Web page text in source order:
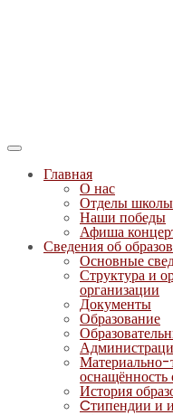
Главная
О нас
Отделы школы
Наши победы
Афиша
Сведения об
Основные
Структура и
организации
Документы
Образование
Материально-
оснащённость
История
Cтипендии и